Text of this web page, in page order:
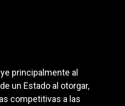
principalmente al
un Estado al otorgar,
competitivas a las